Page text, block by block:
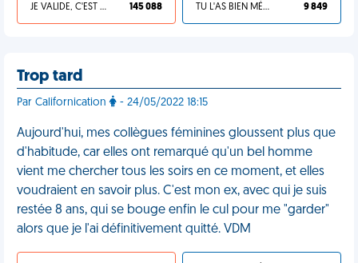
JE VALIDE, C'EST UNE VDM 145 088 TU L'AS BIEN MÉRITÉ 9 849
Trop tard
Par Californication - 24/05/2022 18:15
Aujourd'hui, mes collègues féminines gloussent plus que
d'habitude, car elles ont remarqué qu'un bel homme
vient me chercher tous les soirs en ce moment, et elles
voudraient en savoir plus. C'est mon ex, avec qui je suis
restée 8 ans, qui se bouge enfin le cul pour me "garder"
alors que je l'ai définitivement quitté. VDM